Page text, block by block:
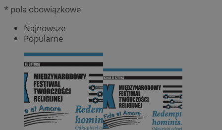
* pola obowiązkowe
Najnowsze
Popularne